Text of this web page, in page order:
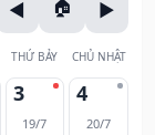
THỨ BẢY CHỦ NHẬT
3
19/7
4
20/7